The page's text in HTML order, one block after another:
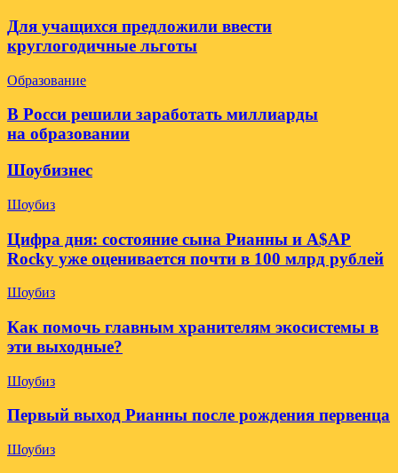
Для учащихся предложили ввести
круглогодичные льготы
Образование
В Росси решили заработать миллиарды
на образовании
Шоубизнес
Шоубиз
Цифра дня: состояние сына Рианны и A$AP
Rocky уже оценивается почти в 100 млрд рублей
Шоубиз
Как помочь главным хранителям экосистемы в
эти выходные?
Шоубиз
Первый выход Рианны после рождения первенца
Шоубиз